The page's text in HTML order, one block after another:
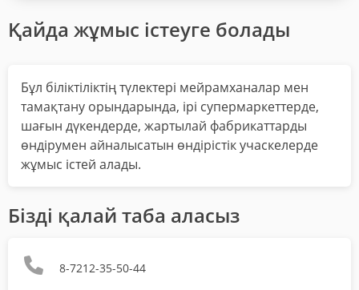
Қайда жұмыс істеуге болады
Бұл біліктіліктің түлектері мейрамханалар мен
тамақтану орындарында, ірі супермаркеттерде,
шағын дүкендерде, жартылай фабрикаттарды
өндірумен айналысатын өндірістік учаскелерде
жұмыс істей алады.
Бізді қалай таба аласыз
8-7212-35-50-44